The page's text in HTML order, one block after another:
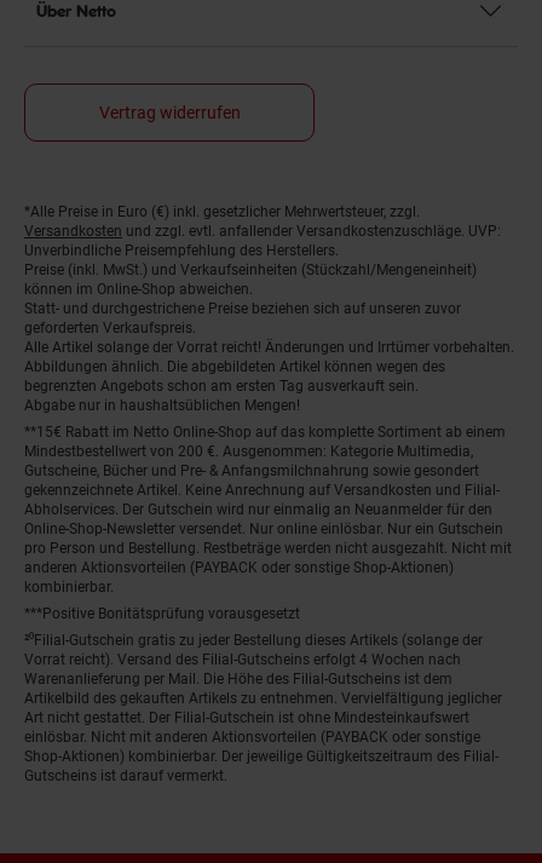
Über Netto
Vertrag widerrufen
Fußnoten
*Alle Preise in Euro (€) inkl. gesetzlicher Mehrwertsteuer, zzgl.
Versandkosten und zzgl. evtl. anfallender Versandkostenzuschläge. UVP:
Unverbindliche Preisempfehlung des Herstellers.
Preise (inkl. MwSt.) und Verkaufseinheiten (Stückzahl/Mengeneinheit)
können im Online-Shop abweichen.
Statt- und durchgestrichene Preise beziehen sich auf unseren zuvor
geforderten Verkaufspreis.
Alle Artikel solange der Vorrat reicht! Änderungen und Irrtümer vorbehalten.
Abbildungen ähnlich. Die abgebildeten Artikel können wegen des
begrenzten Angebots schon am ersten Tag ausverkauft sein.
Abgabe nur in haushaltsüblichen Mengen!
**15€ Rabatt im Netto Online-Shop auf das komplette Sortiment ab einem
Mindestbestellwert von 200 €. Ausgenommen: Kategorie Multimedia,
Gutscheine, Bücher und Pre- & Anfangsmilchnahrung sowie gesondert
gekennzeichnete Artikel. Keine Anrechnung auf Versandkosten und Filial-
Abholservices. Der Gutschein wird nur einmalig an Neuanmelder für den
Online-Shop-Newsletter versendet. Nur online einlösbar. Nur ein Gutschein
pro Person und Bestellung. Restbeträge werden nicht ausgezahlt. Nicht mit
anderen Aktionsvorteilen (PAYBACK oder sonstige Shop-Aktionen)
kombinierbar.
***Positive Bonitätsprüfung vorausgesetzt
²⁰Filial-Gutschein gratis zu jeder Bestellung dieses Artikels (solange der
Vorrat reicht). Versand des Filial-Gutscheins erfolgt 4 Wochen nach
Warenanlieferung per Mail. Die Höhe des Filial-Gutscheins ist dem
Artikelbild des gekauften Artikels zu entnehmen. Vervielfältigung jeglicher
Art nicht gestattet. Der Filial-Gutschein ist ohne Mindesteinkaufswert
einlösbar. Nicht mit anderen Aktionsvorteilen (PAYBACK oder sonstige
Shop-Aktionen) kombinierbar. Der jeweilige Gültigkeitszeitraum des Filial-
Gutscheins ist darauf vermerkt.